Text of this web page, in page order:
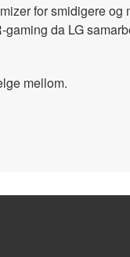
for smidigere og
da LG
mellom.